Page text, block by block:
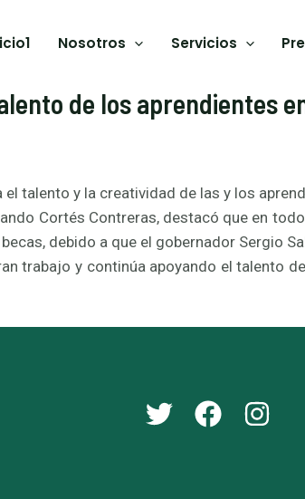
Nosotros Servicios
de los aprendientes
talento y la creatividad de las y los
Cortés Contreras, destacó que en
debido a que el gobernador Sergio
trabajo y continúa apoyando el talento